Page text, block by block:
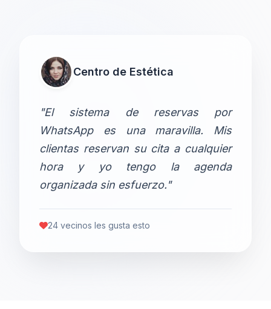
Centro de Estética
"El sistema de reservas por
WhatsApp es una maravilla. Mis
clientas reservan su cita a cualquier
hora y yo tengo la agenda
organizada sin esfuerzo."
24 vecinos les gusta esto